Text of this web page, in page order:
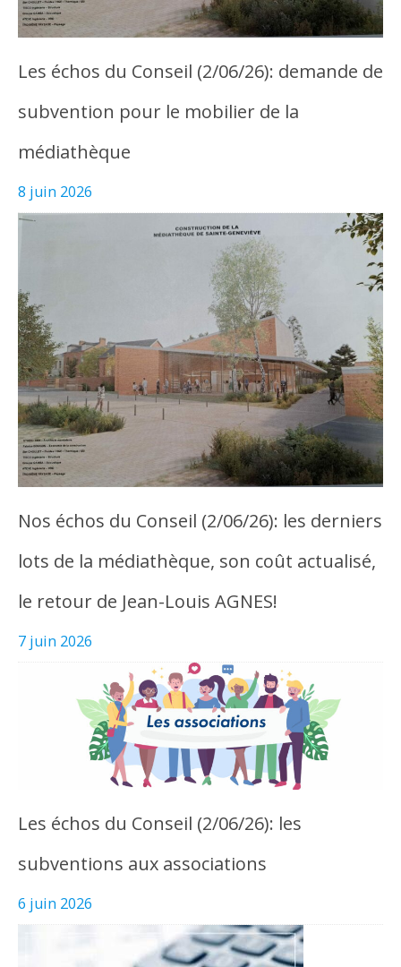
Les échos du Conseil (2/06/26): demande de
subvention pour le mobilier de la
médiathèque
8 juin 2026
Nos échos du Conseil (2/06/26): les derniers
lots de la médiathèque, son coût actualisé,
le retour de Jean-Louis AGNES!
7 juin 2026
Les échos du Conseil (2/06/26): les
subventions aux associations
6 juin 2026